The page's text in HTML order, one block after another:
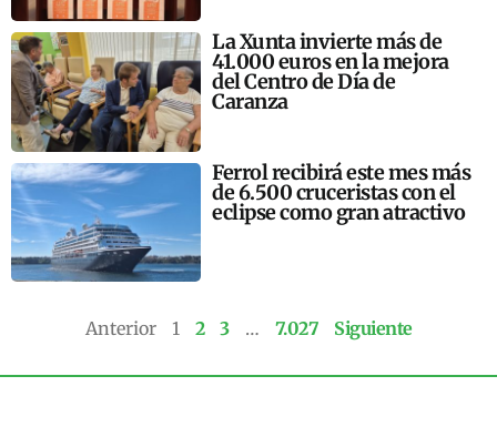
La Xunta invierte más de
41.000 euros en la mejora
del Centro de Día de
Caranza
Ferrol recibirá este mes más
de 6.500 cruceristas con el
eclipse como gran atractivo
Anterior 1 2 3 … 7.027 Siguiente